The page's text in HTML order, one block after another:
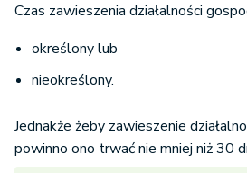
Czas zawieszenia działalności
określony lub
nieokreślony.
Jednakże żeby zawieszenie
powinno ono trwać nie mniej niż 30